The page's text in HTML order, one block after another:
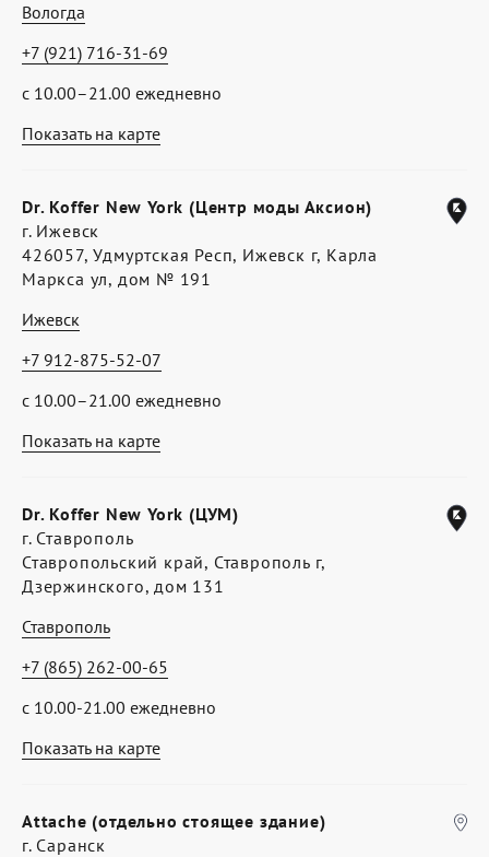
Показать на карте
Вологда
с 10.00–21.00 ежедневно
+7 (921) 716-31-69
Показать на карте
Dr. Koffer New York (Центр моды Аксион)
г. Ижевск
426057, Удмуртская Респ, Ижевск г, Карла
Маркса ул, дом № 191
Ижевск
с 10.00–21.00 ежедневно
+7 912-875-52-07
Показать на карте
Dr. Koffer New York (ЦУМ)
г. Ставрополь
Ставропольский край, Ставрополь г,
Дзержинского, дом 131
Ставрополь
с 10.00-21.00 ежедневно
+7 (865) 262-00-65
Attache (отдельно стоящее здание)
г. Саранск